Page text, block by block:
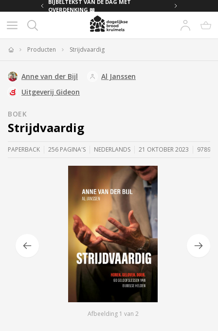
BIJBELTEKST VAN DE DAG MET
OVERDENKING 📖
Producten Strijdvaardig
Anne van der Bijl
Al Janssen
Uitgeverij Gideon
BOEK
Strijdvaardig
PAPERBACK 256 PAGINA'S NEDERLANDS 21 OKTOBER 2023
Afbeelding 1 van 2